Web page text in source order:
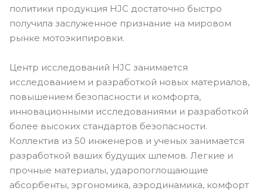
политики продукция HJC достаточно быстро
получила заслуженное признание на мировом
рынке мотоэкипировки.
Центр исследований HJC занимается
исследованием и разработкой новых материалов,
повышением безопасности и комфорта,
инновационными исследованиями и разработкой
более высоких стандартов безопасности.
Коллектив из 50 инженеров и ученых занимается
разработкой ваших будущих шлемов. Легкие и
прочные материалы, ударопоглощающие
абсорбенты, эргономика, аэродинамика, комфорт